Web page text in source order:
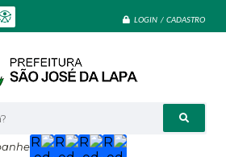
LOGIN / CADASTRO